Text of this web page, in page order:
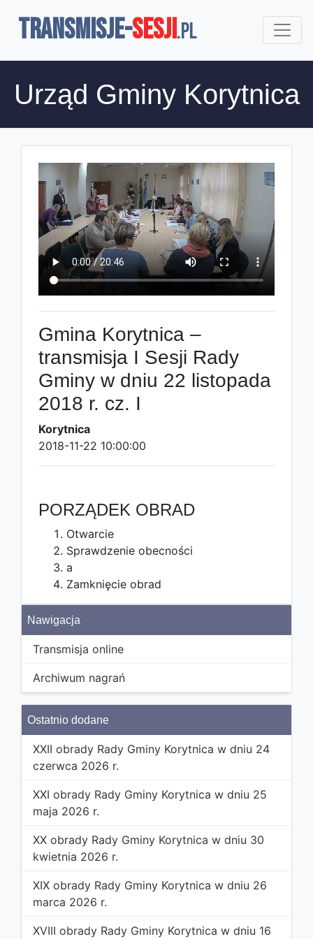
TRANSMISJE-SESJI.pl
Urząd Gminy Korytnica
Gmina Korytnica –
transmisja I Sesji Rady
Gminy w dniu 22 listopada
2018 r. cz. I
Korytnica
2018-11-22 10:00:00
PORZĄDEK OBRAD
Otwarcie
Sprawdzenie obecności
a
Zamknięcie obrad
Nawigacja
Transmisja online
Archiwum nagrań
Ostatnio dodane
XXII obrady Rady Gminy Korytnica w dniu 24
czerwca 2026 r.
XXI obrady Rady Gminy Korytnica w dniu 25
maja 2026 r.
XX obrady Rady Gminy Korytnica w dniu 30
kwietnia 2026 r.
XIX obrady Rady Gminy Korytnica w dniu 26
marca 2026 r.
XVIII obrady Rady Gminy Korytnica w dniu 16